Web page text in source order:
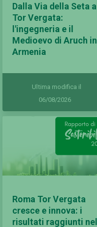
Dalla Via della Seta a
Tor Vergata:
l'ingegneria e il
Medioevo di Aruch in
Armenia
Ultima modifica il
06/08/2026
Roma Tor Vergata
cresce e innova: i
risultati raggiunti nel